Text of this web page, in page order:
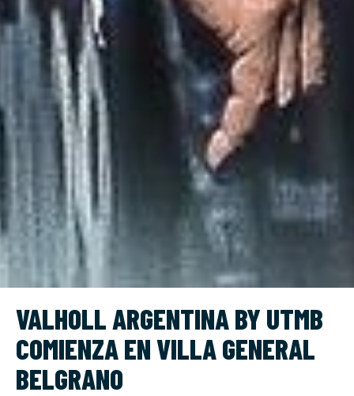
VALHOLL ARGENTINA BY UTMB
COMIENZA EN VILLA GENERAL
BELGRANO